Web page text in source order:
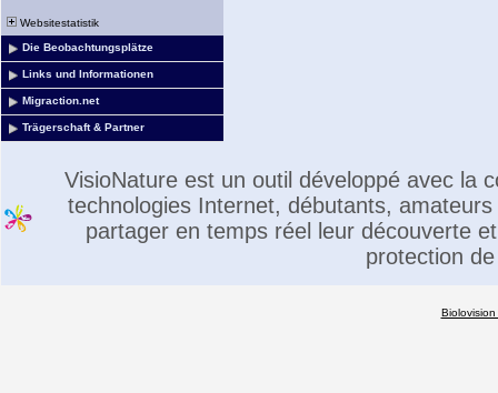
Websitestatistik
Die Beobachtungsplätze
Links und Informationen
Migraction.net
Trägerschaft & Partner
VisioNature est un outil développé avec la
technologies Internet, débutants,
partager en temps réel leur découverte
protection
Biolovision